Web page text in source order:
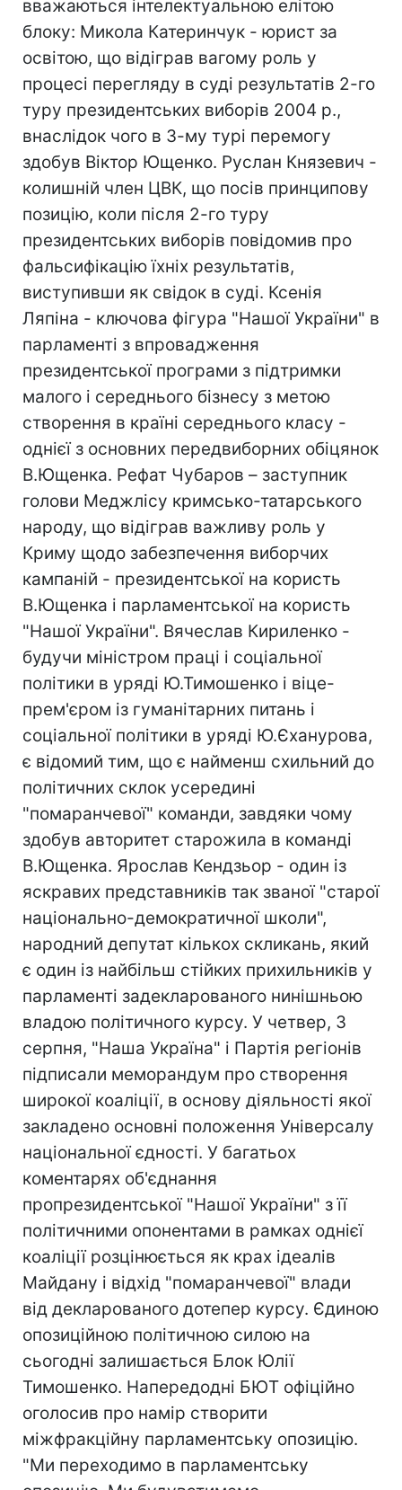
вважаються інтелектуальною елітою
блоку: Микола Катеринчук - юрист за
освітою, що відіграв вагому роль у
процесі перегляду в суді результатів 2-го
туру президентських виборів 2004 р.,
внаслідок чого в 3-му турі перемогу
здобув Віктор Ющенко. Руслан Князевич -
колишній член ЦВК, що посів принципову
позицію, коли після 2-го туру
президентських виборів повідомив про
фальсифікацію їхніх результатів,
виступивши як свідок в суді. Ксенія
Ляпіна - ключова фігура "Нашої України" в
парламенті з впровадження
президентської програми з підтримки
малого і середнього бізнесу з метою
створення в країні середнього класу -
однієї з основних передвиборних обіцянок
В.Ющенка. Рефат Чубаров – заступник
голови Меджлісу кримсько-татарського
народу, що відіграв важливу роль у
Криму щодо забезпечення виборчих
кампаній - президентської на користь
В.Ющенка і парламентської на користь
"Нашої України". Вячеслав Кириленко -
будучи міністром праці і соціальної
політики в уряді Ю.Тимошенко і віце-
прем'єром із гуманітарних питань і
соціальної політики в уряді Ю.Єханурова,
є відомий тим, що є найменш схильний до
політичних склок усередині
"помаранчевої" команди, завдяки чому
здобув авторитет старожила в команді
В.Ющенка. Ярослав Кендзьор - один із
яскравих представників так званої "старої
національно-демократичної школи",
народний депутат кількох скликань, який
є один із найбільш стійких прихильників у
парламенті задекларованого нинішньою
владою політичного курсу. У четвер, 3
серпня, "Наша Україна" і Партія регіонів
підписали меморандум про створення
широкої коаліції, в основу діяльності якої
закладено основні положення Універсалу
національної єдності. У багатьох
коментарях об'єднання
пропрезидентської "Нашої України" з її
політичними опонентами в рамках однієї
коаліції розцінюється як крах ідеалів
Майдану і відхід "помаранчевої" влади
від декларованого дотепер курсу. Єдиною
опозиційною політичною силою на
сьогодні залишається Блок Юлії
Тимошенко. Напередодні БЮТ офіційно
оголосив про намір створити
міжфракційну парламентську опозицію.
"Ми переходимо в парламентську